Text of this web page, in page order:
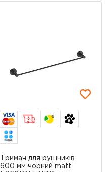
6
Тримач для рушників
600 мм чорний matt